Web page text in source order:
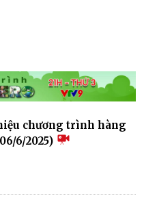
chương trình hàng
6/2025)